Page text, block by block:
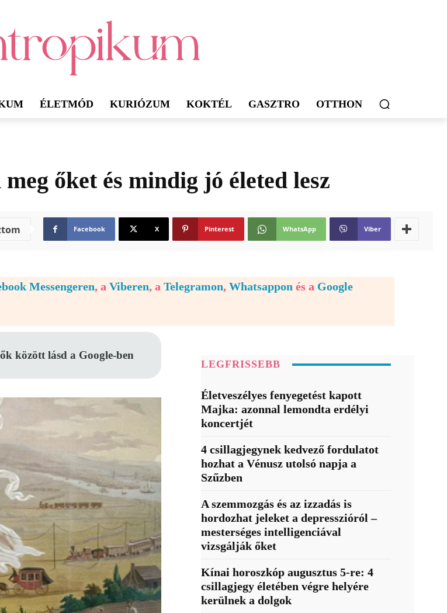
ÉLETMÓD KURIÓZUM KOKTÉL GASZTRO OTTHON
őket és mindig jó életed lesz
Facebook X Pinterest WhatsApp Viber
Messengeren, a Viberen, a Telegramon, Whatsappon és a Google
között lásd a Google-ben
LEGFRISSEBB
Életveszélyes fenyegetést kapott
Majka: azonnal lemondta erdélyi
koncertjét
4 csillagjegynek kedvező fordulatot
hozhat a Vénusz utolsó napja a
Szűzben
A szemmozgás és az izzadás is
hordozhat jeleket a depresszióról –
mesterséges intelligenciával
vizsgálják őket
Kínai horoszkóp augusztus 5-re: 4
csillagjegy életében végre helyére
kerülnek a dolgok